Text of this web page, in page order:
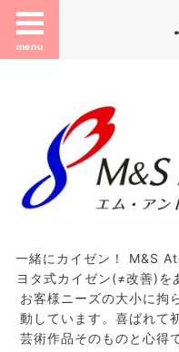
menu
一緒にカイゼン！ M&S
ヨタ式カイゼン(≠改善)を
お客様ニーズの大小に拘
動しています。喜ばれて
芸術作品そのものと心得